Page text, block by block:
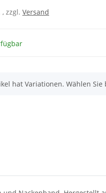
, zzgl. Versand
hat Variationen. Wählen